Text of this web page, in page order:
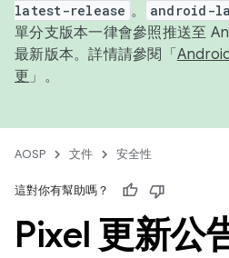
latest-release 。 android-
單分支版本一律會參照推送至
最新版本。詳情請參閱「
更 」。
AOSP 文件 安全性
這對你有幫助嗎？
Pixel 更新公